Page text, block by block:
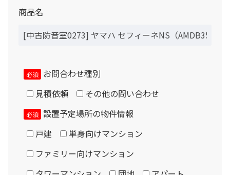
シュミレーション結果
月々のお支払金額
（初回月のみ）お支払金額
税込お支払総額
商品名
必須 お問合わせ種別
見積依頼
その他の問い合わせ
必須 設置予定場所の物件情報
戸建
単身向けマンション
ファミリー向けマンション